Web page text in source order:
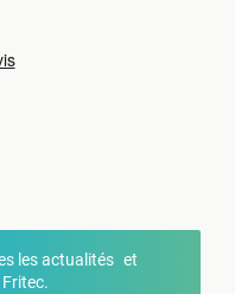
les actualités et